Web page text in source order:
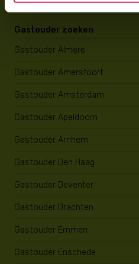
Gastouder zoeken
Gastouder Almere
Gastouder Amersfoort
Gastouder Amsterdam
Gastouder Apeldoorn
Gastouder Arnhem
Gastouder Den Haag
Gastouder Deventer
Gastouder Drachten
Gastouder Emmen
Gastouder Enschede